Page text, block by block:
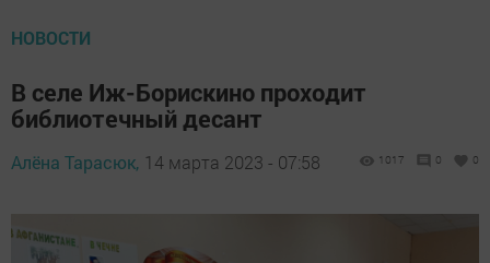
НОВОСТИ
В селе Иж-Борискино проходит
библиотечный десант
Алёна Тарасюк, 14 марта 2023 - 07:58 1017 0 0